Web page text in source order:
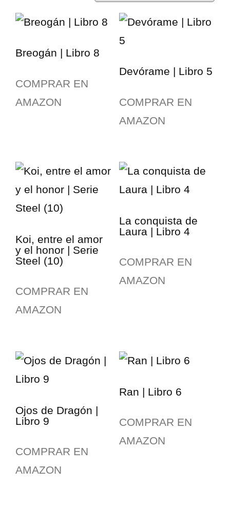
Breogán | Libro 8
COMPRAR EN
AMAZON
Devórame | Libro 5
COMPRAR EN
AMAZON
Koi, entre el amor
y el honor | Serie
Steel (10)
COMPRAR EN
AMAZON
La conquista de
Laura | Libro 4
COMPRAR EN
AMAZON
Ojos de Dragón |
Libro 9
COMPRAR EN
AMAZON
Ran | Libro 6
COMPRAR EN
AMAZON